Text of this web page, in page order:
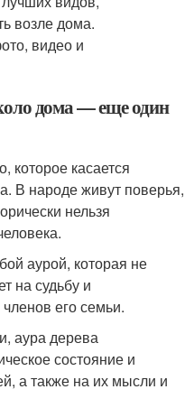
дома — еще один
которое касается
В народе живут поверья,
нельзя
аурой, которая не
на судьбу и
его семьи.
аура дерева
состояние и
а также на их мысли и